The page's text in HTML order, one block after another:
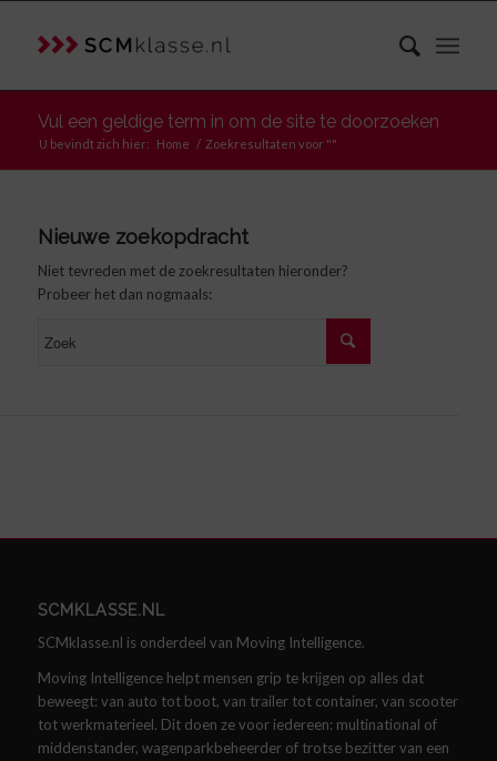
Vul een geldige term in om de site te doorzoeken
U bevindt zich hier: Home / Zoekresultaten voor ""
Nieuwe zoekopdracht
Niet tevreden met de zoekresultaten hieronder?
Probeer het dan nogmaals:
SCMKLASSE.NL
SCMklasse.nl is onderdeel van Moving Intelligence.
Moving Intelligence helpt mensen grip te krijgen op alles dat
beweegt: van auto tot boot, van trailer tot container, van scooter
tot werkmaterieel. Dit doen ze voor iedereen: multinational of
middenstander, wagenparkbeheerder of trotse bezitter van een